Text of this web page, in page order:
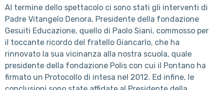
Al termine dello spettacolo ci sono stati gli interventi di
Padre Vitangelo Denora, Presidente della fondazione
Gesuiti Educazione, quello di Paolo Siani, commosso per
il toccante ricordo del fratello Giancarlo, che ha
rinnovato la sua vicinanza alla nostra scuola, quale
presidente della fondazione Polis con cui il Pontano ha
firmato un Protocollo di intesa nel 2012. Ed infine, le